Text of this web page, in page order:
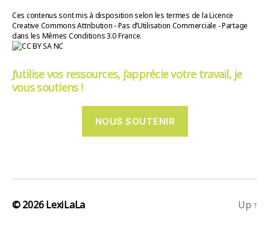
Ces contenus sont mis à disposition selon les termes de la Licence
Creative Commons Attribution - Pas d’Utilisation Commerciale - Partage
dans les Mêmes Conditions 3.0 France.
J’utilise vos ressources, j’apprécie votre travail, je
vous soutiens !
NOUS SOUTENIR
© 2026LexiLaLa Up ↑